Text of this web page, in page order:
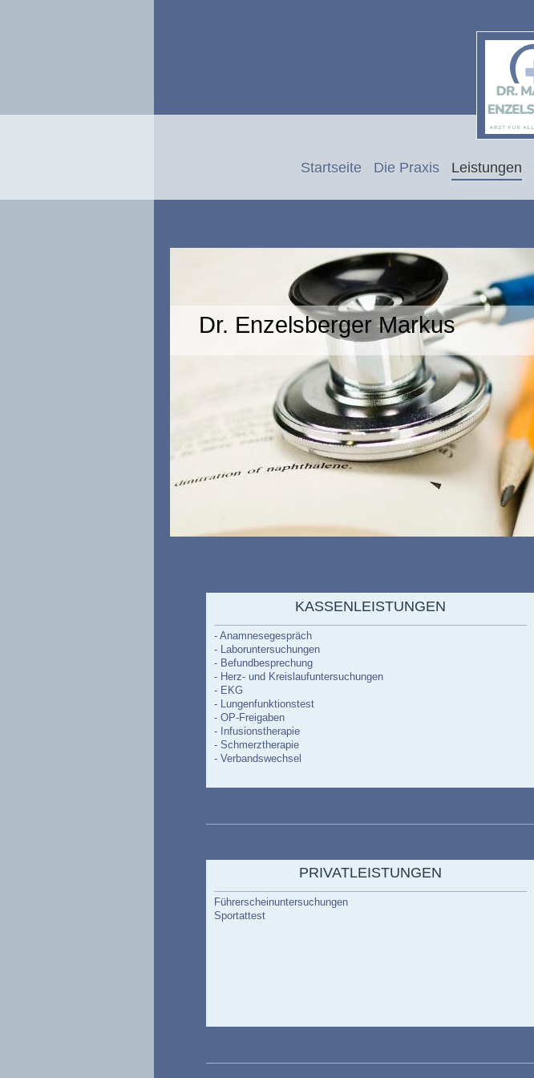
Startseite Die Praxis Leistungen
Dr. Enzelsberger Markus
KASSENLEISTUNGEN
- Anamnesegespräch
- Laboruntersuchungen
- Befundbesprechung
- Herz- und Kreislaufuntersuchungen
- EKG
- Lungenfunktionstest
- OP-Freigaben
- Infusionstherapie
- Schmerztherapie
- Verbandswechsel
PRIVATLEISTUNGEN
Führerscheinuntersuchungen
Sportattest